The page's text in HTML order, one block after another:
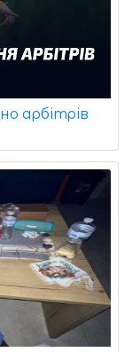
арбітрів